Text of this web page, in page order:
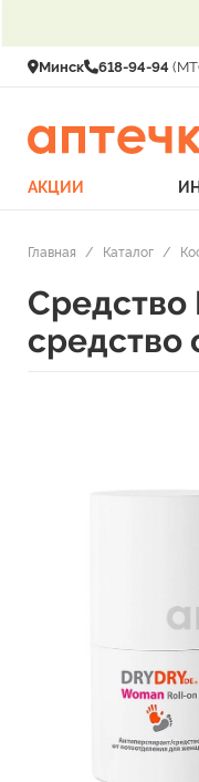
Минск 618-94-94
АКЦИИ
Главная / Каталог /
средство